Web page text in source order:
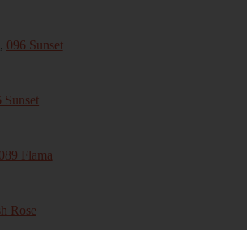
, 096 Sunset
Sunset
Flama
Rose